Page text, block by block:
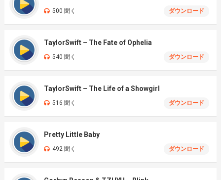
500 聞く ダウンロード
TaylorSwift – The Fate of Ophelia
540 聞く ダウンロード
TaylorSwift – The Life of a Showgirl
516 聞く ダウンロード
Pretty Little Baby
492 聞く ダウンロード